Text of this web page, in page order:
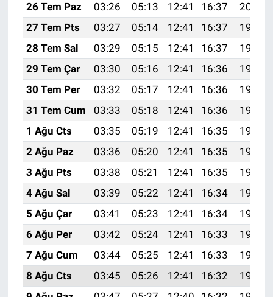
26 Tem Paz
03:26 05:13 12:41 16:37
20:00
27 Tem Pts
03:27 05:14 12:41 16:37
19:59
28 Tem Sal
03:29 05:15 12:41 16:37
19:58
29 Tem Çar
03:30 05:16 12:41 16:36
19:57
30 Tem Per
03:32 05:17 12:41 16:36
19:56
31 Tem Cum
03:33 05:18 12:41 16:36
19:55
1 Ağu Cts
03:35 05:19 12:41 16:35
19:54
2 Ağu Paz
03:36 05:20 12:41 16:35
19:53
3 Ağu Pts
03:38 05:21 12:41 16:35
19:52
4 Ağu Sal
03:39 05:22 12:41 16:34
19:50
5 Ağu Çar
03:41 05:23 12:41 16:34
19:49
6 Ağu Per
03:42 05:24 12:41 16:33
19:48
7 Ağu Cum
03:44 05:25 12:41 16:33
19:47
8 Ağu Cts
03:45 05:26 12:41 16:32
19:46